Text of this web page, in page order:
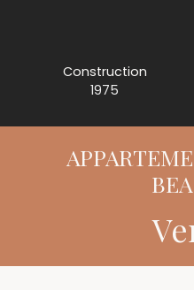
Construction
1975